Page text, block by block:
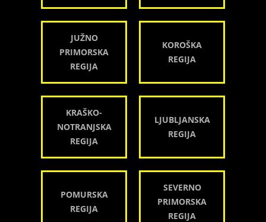
JUŽNO
PRIMORSKA
REGIJA
KOROŠKA
REGIJA
KRAŠKO-
NOTRANJSKA
REGIJA
LJUBLJANSKA
REGIJA
POMURSKA
REGIJA
SEVERNO
PRIMORSKA
REGIJA